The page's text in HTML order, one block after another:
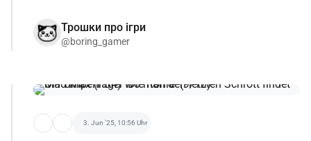
Трошки про ігри
@boring_gamer
3. Jun '25, 10:56 Uhr